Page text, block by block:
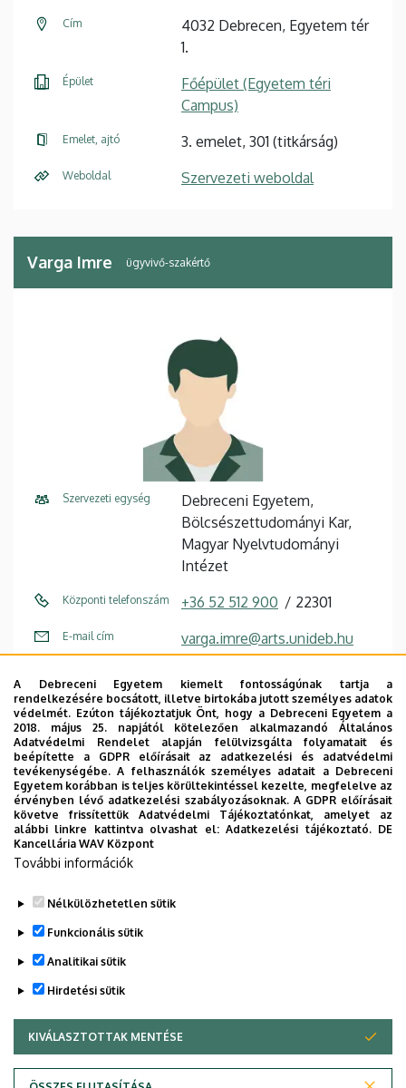
Cím
4032 Debrecen, Egyetem tér
1.
Épület
Főépület (Egyetem téri
Campus)
Emelet, ajtó 3. emelet, 301 (titkárság)
Weboldal Szervezeti weboldal
Varga Imre ügyvivő-szakértő
Szervezeti egység
Debreceni Egyetem,
Bölcsészettudományi Kar,
Magyar Nyelvtudományi
Intézet
Központi telefonszám +36 52 512 900 22301
E-mail cím varga.imre@arts.unideb.hu
4032 Debrecen Egyetem tér 1
Épület
Főépület (Egyetem téri
Campus)
Emelet, ajtó 3. emelet, 337
Weboldal Szervezeti weboldal
Leírás
NEPTUN, külföldi hallgatók ügyintézése
Legutóbbi frissítés: 2023. 06. 13. 08:57
A Debreceni Egyetem kiemelt fontosságúnak tartja a
rendelkezésére bocsátott, illetve birtokába jutott személyes adatok
védelmét. Ezúton tájékoztatjuk Önt, hogy a Debreceni Egyetem a
2018. május 25. napjától kötelezően alkalmazandó Általános
Adatvédelmi Rendelet alapján felülvizsgálta folyamatait és
beépítette a GDPR előírásait az adatkezelési és adatvédelmi
tevékenységébe. A felhasználók személyes adatait a Debreceni
Egyetem korábban is teljes körültekintéssel kezelte, megfelelve az
érvényben lévő adatkezelési szabályozásoknak. A GDPR előírásait
követve frissítettük Adatvédelmi Tájékoztatónkat, amelyet az
alábbi linkre kattintva olvashat el:Adatkezelési tájékoztató. DE
Kancellária WAV Központ
További információk
Nélkülözhetetlen sütik
Funkcionális sütik
Analitikai sütik
Hirdetési sütik
KIVÁLASZTOTTAK MENTÉSE
WITHDRAW CONSENT